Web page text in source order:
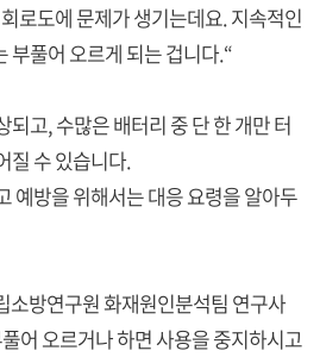
로도에 문제가 생기는데요. 지속적인
부풀어 오르게 되는 겁니다.“
되고, 수많은 배터리 중 단 한 개만 터
질 수 있습니다.
예방을 위해서는 대응 요령을 알아두
소방연구원 화재원인분석팀 연구사
어 오르거나 하면 사용을 중지하시고